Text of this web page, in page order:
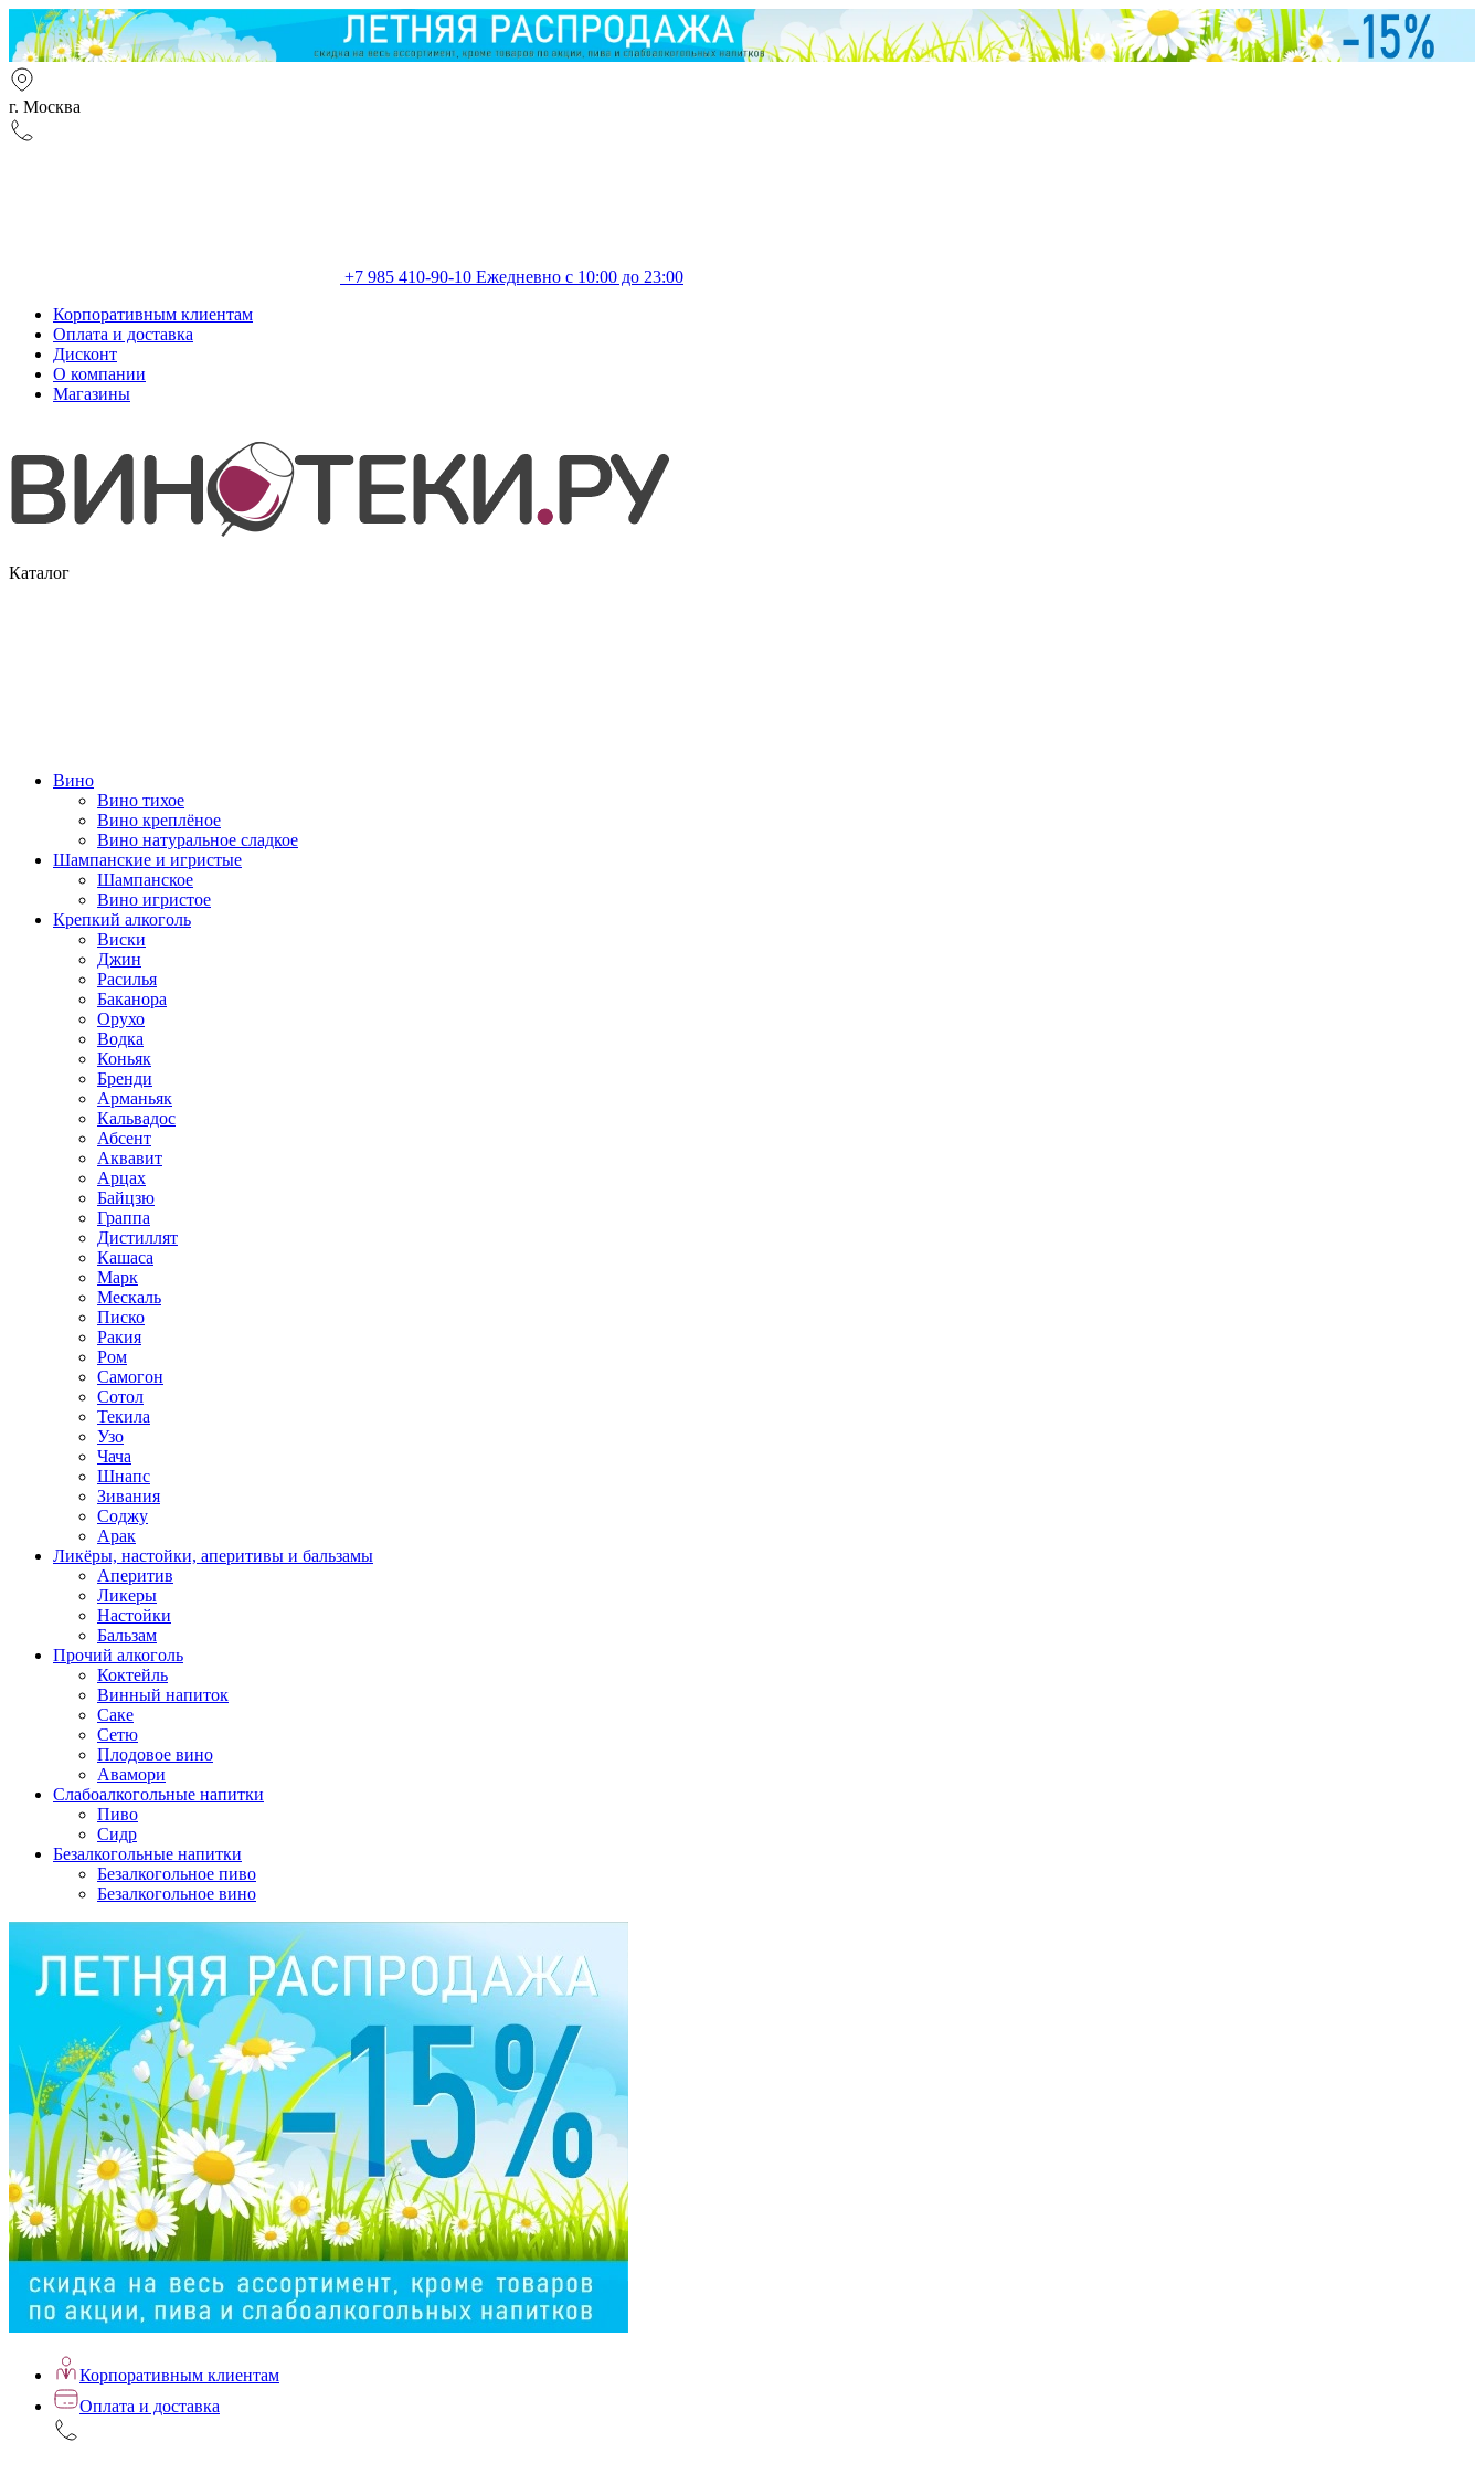
г. Москва
+7 985 410-90-10 Ежедневно с 10:00 до 23:00
Корпоративным клиентам
Оплата и доставка
Дисконт
О компании
Магазины
Каталог
Вино
Вино тихое
Вино креплёное
Вино натуральное сладкое
Шампанские и игристые
Шампанское
Вино игристое
Крепкий алкоголь
Виски
Джин
Расилья
Баканора
Орухо
Водка
Коньяк
Бренди
Арманьяк
Кальвадос
Абсент
Аквавит
Арцах
Байцзю
Граппа
Дистиллят
Кашаса
Марк
Мескаль
Писко
Ракия
Ром
Самогон
Сотол
Текила
Узо
Чача
Шнапс
Зивания
Соджу
Арак
Ликёры, настойки, аперитивы и бальзамы
Аперитив
Ликеры
Настойки
Бальзам
Прочий алкоголь
Коктейль
Винный напиток
Саке
Сетю
Плодовое вино
Авамори
Слабоалкогольные напитки
Пиво
Сидр
Безалкогольные напитки
Безалкогольное пиво
Безалкогольное вино
Корпоративным клиентам
Оплата и доставка